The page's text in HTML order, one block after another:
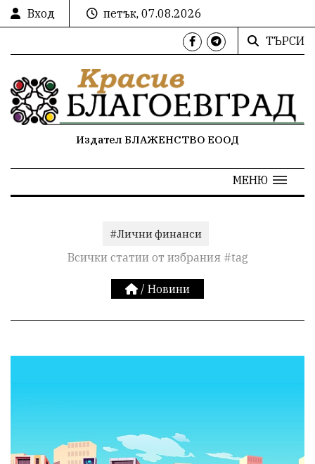
Вход
петък, 07.08.2026
ТЪРСИ
Издател БЛАЖЕНСТВО ЕООД
МЕНЮ
#Лични финанси
Всички статии от избрания #tag
/ Новини